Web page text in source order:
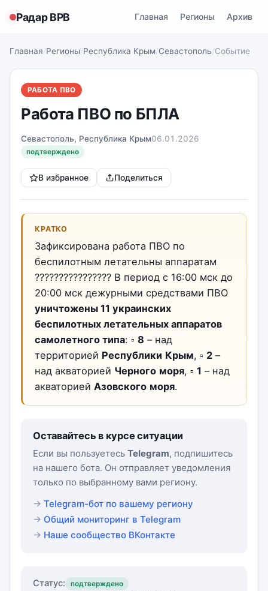
Радар ВРВ Главная Регионы Архив
Главная/Регионы/Республика Крым/Севастополь/Событие
РАБОТА ПВО
Работа ПВО по БПЛА
Севастополь, Республика Крым06.01.2026
подтверждено
В избранное Поделиться
КРАТКО
Зафиксирована работа ПВО по
беспилотным летательны аппаратам
???????????????? В период с 16:00 мск до
20:00 мск дежурными средствами ПВО
уничтожены 11 украинских
беспилотных летательных аппаратов
самолетного типа: ▫️ 8 – над
территорией Республики Крым, ▫️ 2 –
над акваторией Черного моря, ▫️ 1 – над
акваторией Азовского моря.
Оставайтесь в курсе ситуации
Если вы пользуетесь Telegram, подпишитесь
на нашего бота. Он отправляет уведомления
только по выбранному вами региону.
Telegram-бот по вашему региону
Общий мониторинг в Telegram
Наше сообщество ВКонтакте
Статус: подтверждено